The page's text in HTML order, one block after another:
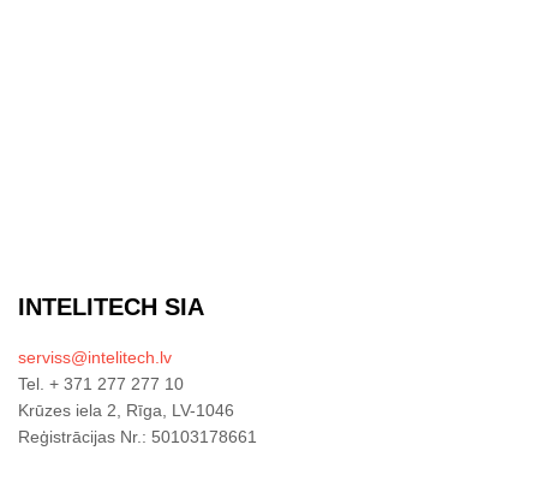
INTELITECH SIA
serviss@intelitech.lv
Tel. + 371 277 277 10
Krūzes iela 2, Rīga, LV-1046
Reģistrācijas Nr.: 50103178661